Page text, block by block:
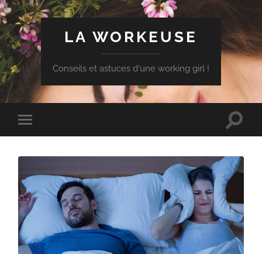
LA WORKEUSE
Conseils et astuces d'une working girl !
Toggle
mobile
Toggle